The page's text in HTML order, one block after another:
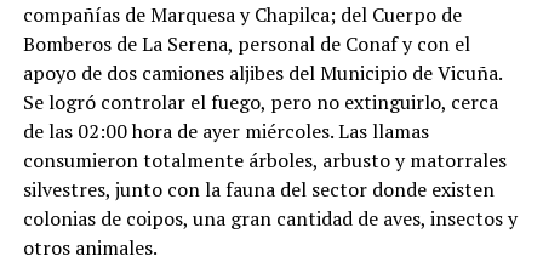
compañías de Marquesa y Chapilca; del Cuerpo de
Bomberos de La Serena, personal de Conaf y con el
apoyo de dos camiones aljibes del Municipio de Vicuña.
Se logró controlar el fuego, pero no extinguirlo, cerca
de las 02:00 hora de ayer miércoles. Las llamas
consumieron totalmente árboles, arbusto y matorrales
silvestres, junto con la fauna del sector donde existen
colonias de coipos, una gran cantidad de aves, insectos y
otros animales.